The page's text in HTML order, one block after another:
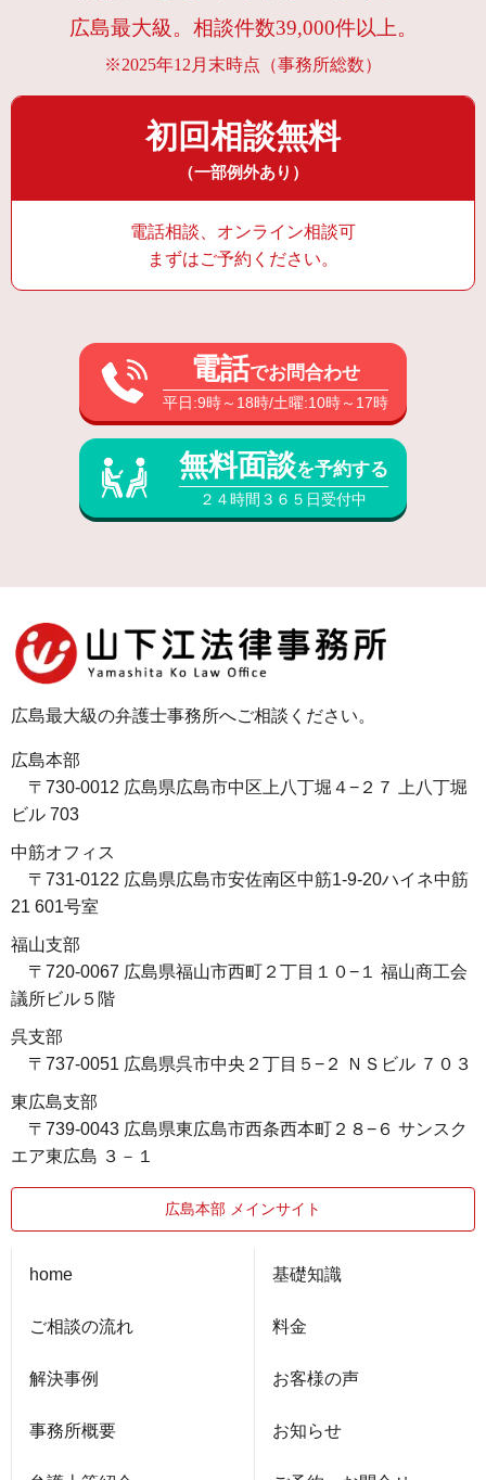
広島最大級。相談件数39,000件以上。
※2025年12月末時点（事務所総数）
初回相談無料
（一部例外あり）
電話相談、オンライン相談可
まずはご予約ください。
電話でお問合わせ
平日:9時～18時/土曜:10時～17時
無料面談を予約する
２４時間３６５日受付中
広島最大級の弁護士事務所へご相談ください。
広島本部
〒730-0012 広島県広島市中区上八丁堀４−２７ 上八丁堀
ビル 703
中筋オフィス
〒731-0122 広島県広島市安佐南区中筋1-9-20ハイネ中筋
21 601号室
福山支部
〒720-0067 広島県福山市西町２丁目１０−１ 福山商工会
議所ビル５階
呉支部
〒737-0051 広島県呉市中央２丁目５−２ ＮＳビル ７０３
東広島支部
〒739-0043 広島県東広島市西条西本町２８−６ サンスク
エア東広島 ３－１
広島本部 メインサイト
home
ご相談の流れ
解決事例
事務所概要
基礎知識
料金
お客様の声
お知らせ